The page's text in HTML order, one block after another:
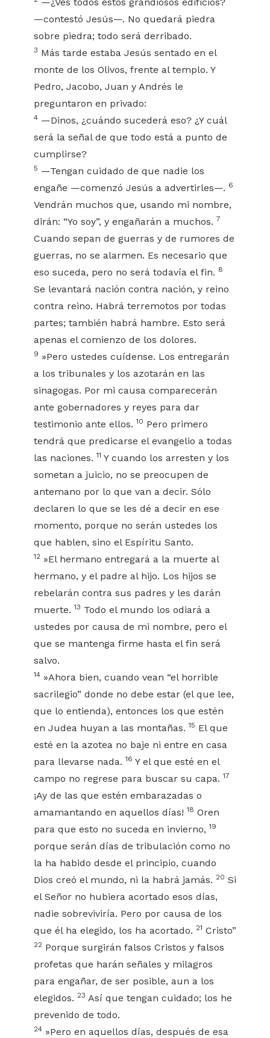
—contestó Jesús—. No quedará piedra
sobre piedra; todo será derribado.
3 Más tarde estaba Jesús sentado en el
monte de los Olivos, frente al templo. Y
Pedro, Jacobo, Juan y Andrés le
preguntaron en privado:
4 —Dinos, ¿cuándo sucederá eso? ¿Y cuál
será la señal de que todo está a punto de
cumplirse?
5 —Tengan cuidado de que nadie los
engañe —comenzó Jesús a advertirles—. 6
Vendrán muchos que, usando mi nombre,
dirán: “Yo soy”, y engañarán a muchos. 7
Cuando sepan de guerras y de rumores de
guerras, no se alarmen. Es necesario que
eso suceda, pero no será todavía el fin. 8
Se levantará nación contra nación, y reino
contra reino. Habrá terremotos por todas
partes; también habrá hambre. Esto será
apenas el comienzo de los dolores.
9 »Pero ustedes cuídense. Los entregarán
a los tribunales y los azotarán en las
sinagogas. Por mi causa comparecerán
ante gobernadores y reyes para dar
testimonio ante ellos.10 Pero primero
tendrá que predicarse el evangelio a todas
las naciones.11 Y cuando los arresten y los
sometan a juicio, no se preocupen de
antemano por lo que van a decir. Sólo
declaren lo que se les dé a decir en ese
momento, porque no serán ustedes los
que hablen, sino el Espíritu Santo.
12 »El hermano entregará a la muerte al
hermano, y el padre al hijo. Los hijos se
rebelarán contra sus padres y les darán
muerte.13 Todo el mundo los odiará a
ustedes por causa de mi nombre, pero el
que se mantenga firme hasta el fin será
salvo.
14 »Ahora bien, cuando vean “el horrible
sacrilegio” donde no debe estar (el que lee,
que lo entienda), entonces los que estén
en Judea huyan a las montañas.15 El que
esté en la azotea no baje ni entre en casa
para llevarse nada.16 Y el que esté en el
campo no regrese para buscar su capa.17
¡Ay de las que estén embarazadas o
amamantando en aquellos días!18 Oren
para que esto no suceda en invierno,19
porque serán días de tribulación como no
la ha habido desde el principio, cuando
Dios creó el mundo, ni la habrá jamás. 20 Si
el Señor no hubiera acortado esos días,
nadie sobreviviría. Pero por causa de los
que él ha elegido, los ha acortado. 21 Cristo”
22 Porque surgirán falsos Cristos y falsos
profetas que harán señales y milagros
para engañar, de ser posible, aun a los
elegidos. 23 Así que tengan cuidado; los he
prevenido de todo.
24 »Pero en aquellos días, después de esa